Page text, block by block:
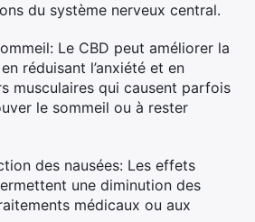
du système nerveux central.
Le CBD peut améliorer la
réduisant l’anxiété et en
musculaires qui causent parfois
le sommeil ou à rester
des nausées: Les effets
une diminution des
médicaux ou aux